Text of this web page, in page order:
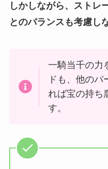
しかしながら、ストレ
とのバランスも考慮し
一騎当千の力
ドも、他の
れば宝の持ち
す。